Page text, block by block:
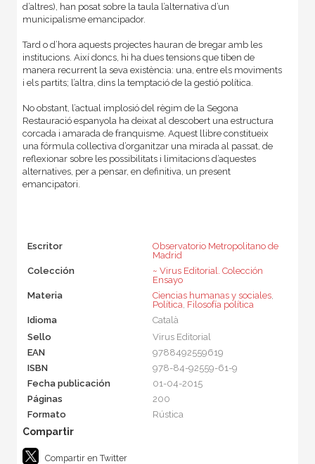
d’altres), han posat sobre la taula l’alternativa d’un
municipalisme emancipador.
Tard o d’hora aquests projectes hauran de bregar amb les
institucions. Així doncs, hi ha dues tensions que tiben de
manera recurrent la seva existència: una, entre els moviments
i els partits; l’altra, dins la temptació de la gestió política.
No obstant, l’actual implosió del règim de la Segona
Restauració espanyola ha deixat al descobert una estructura
corcada i amarada de franquisme. Aquest llibre constitueix
una fórmula collectiva d’organitzar una mirada al passat, de
reflexionar sobre les possibilitats i limitacions d’aquestes
alternatives, per a pensar, en definitiva, un present
emancipatori.
Escritor
Observatorio Metropolitano de
Madrid
Colección
~ Virus Editorial. Colección
Ensayo
Materia
Ciencias humanas y sociales,
Política Filosofía política
Idioma
Català
Sello
Virus Editorial
EAN
9788492559619
ISBN
978-84-92559-61-9
Fecha publicación
01-04-2015
Páginas
200
Formato
Rústica
Compartir en Twitter